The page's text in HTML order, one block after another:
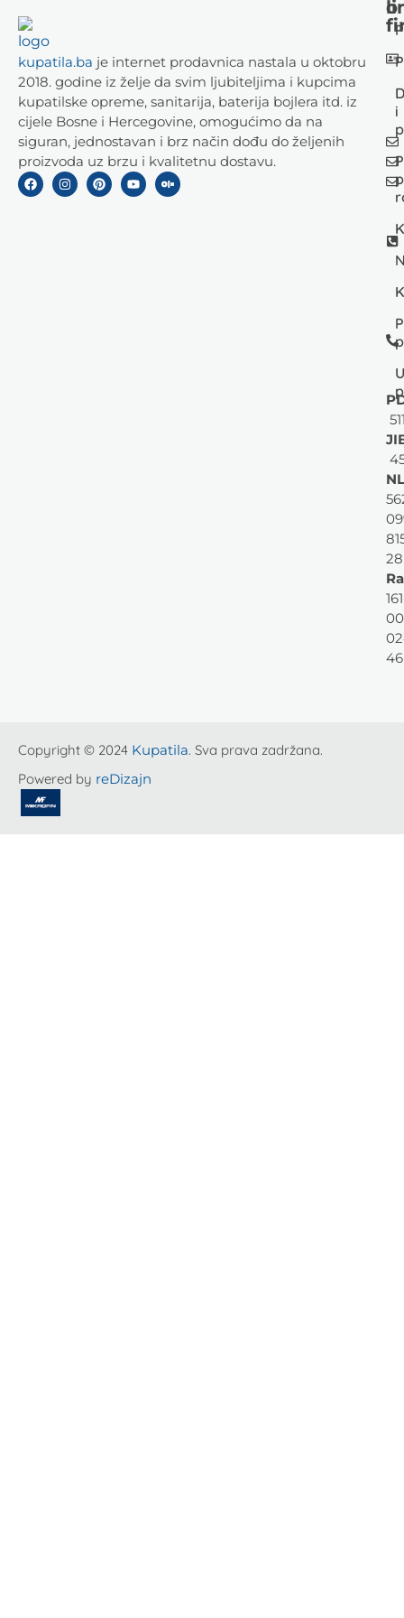
kupatila.ba je internet prodavnica nastala u oktobru
2018. godine iz želje da svim ljubiteljima i kupcima
kupatilske opreme, sanitarija, baterija bojlera itd. iz
cijele Bosne i Hercegovine, omogućimo da na
siguran, jednostavan i brz način dođu do željenih
proizvoda uz brzu i kvalitetnu dostavu.
i
o
28
46
Copyright © 2024 Kupatila. Sva prava zadržana.
Powered by reDizajn